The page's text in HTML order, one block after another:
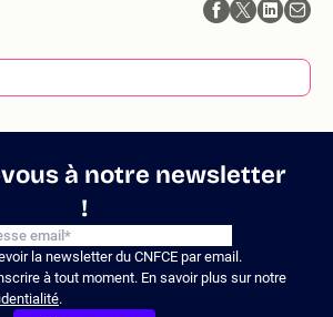
à notre newsletter
!
la newsletter du CNFCE par email.
à tout moment. En savoir plus sur notre
.